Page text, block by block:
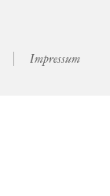
Impressum